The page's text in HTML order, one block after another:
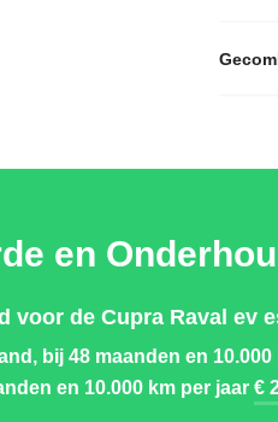
en
voor de Cupra Raval ev
bij 48 maanden en
en 10.000 km per jaar€